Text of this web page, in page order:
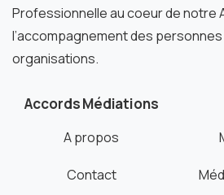
Professionnelle au coeur de notre
l’accompagnement des
organisations.
Accords Médiations
A propos
Contact